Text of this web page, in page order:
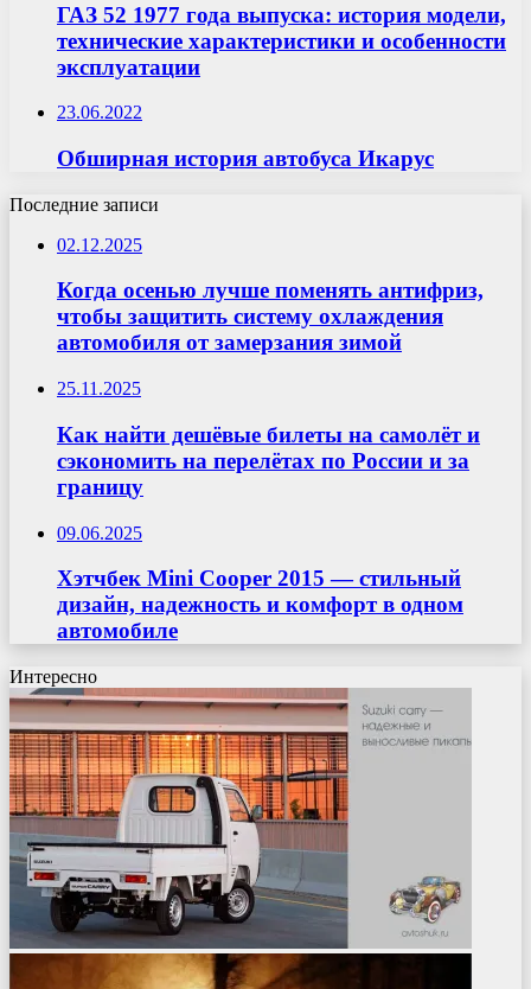
ГАЗ 52 1977 года выпуска: история модели,
технические характеристики и особенности
эксплуатации
23.06.2022
Обширная история автобуса Икарус
Последние записи
02.12.2025
Когда осенью лучше поменять антифриз,
чтобы защитить систему охлаждения
автомобиля от замерзания зимой
25.11.2025
Как найти дешёвые билеты на самолёт и
сэкономить на перелётах по России и за
границу
09.06.2025
Хэтчбек Mini Cooper 2015 — стильный
дизайн, надежность и комфорт в одном
автомобиле
Интересно